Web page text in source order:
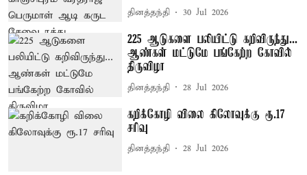
தினத்தந்தி 30 Jul 2026
225 ஆடுகளை பலியிட்டு கறிவிருந்து...
ஆண்கள் மட்டுமே பங்கேற்ற கோவில்
திருவிழா
தினத்தந்தி 28 Jul 2026
கறிக்கோழி விலை கிலோவுக்கு ரூ.17
சரிவு
தினத்தந்தி 28 Jul 2026